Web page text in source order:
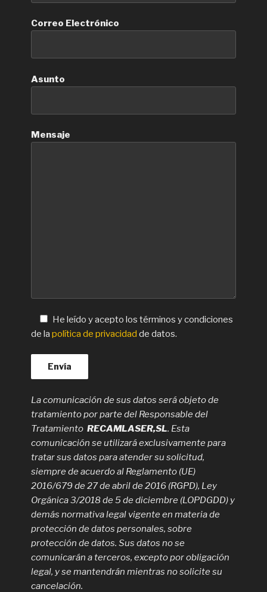
Correo Electrónico
Asunto
Mensaje
He leído y acepto los términos y condiciones
de lapolítica de privacidad de datos.
La comunicación de sus datos será objeto de
tratamiento por parte del Responsable del
TratamientoRECAMLASER,SL. Esta
comunicación se utilizará exclusivamente para
tratar sus datos para atender su solicitud,
siempre de acuerdo al Reglamento (UE)
2016/679 de 27 de abril de 2016 (RGPD), Ley
Orgánica 3/2018 de 5 de diciembre (LOPDGDD) y
demás normativa legal vigente en materia de
protección de datos personales, sobre
protección de datos. Sus datos no se
comunicarán a terceros, excepto por obligación
legal, y se mantendrán mientras no solicite su
cancelación.